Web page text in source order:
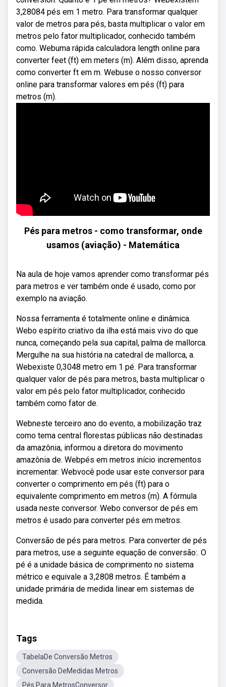
3,28084 pés em 1 metro. Para transformar qualquer
valor de metros para pés, basta multiplicar o valor em
metros pelo fator multiplicador, conhecido também
como. Webuma rápida calculadora length online para
converter feet (ft) em meters (m). Além disso, aprenda
como converter ft em m. Webuse o nosso conversor
online para transformar valores em pés (ft) para
metros (m).
Pés para metros - como transformar, onde
usamos (aviação) - Matemática
Na aula de hoje vamos aprender como transformar pés
para metros e ver também onde é usado, como por
exemplo na aviação.
Nossa ferramenta é totalmente online e dinâmica.
Webo espírito criativo da ilha está mais vivo do que
nunca, começando pela sua capital, palma de mallorca.
Mergulhe na sua história na catedral de mallorca, a.
Webexiste 0,3048 metro em 1 pé. Para transformar
qualquer valor de pés para metros, basta multiplicar o
valor em pés pelo fator multiplicador, conhecido
também como fator de.
Webneste terceiro ano do evento, a mobilização traz
como tema central florestas públicas não destinadas
da amazônia, informou a diretora do movimento
amazônia de. Webpés em metros início incrementos
incrementar: Webvocê pode usar este conversor para
converter o comprimento em pés (ft) para o
equivalente comprimento em metros (m). A fórmula
usada neste conversor. Webo conversor de pés em
metros é usado para converter pés em metros.
Conversão de pés para metros. Para converter de pés
para metros, use a seguinte equação de conversão:. O
pé é a unidade básica de comprimento no sistema
métrico e equivale a 3,2808 metros. É também a
unidade primária de medida linear em sistemas de
medida.
Tags
TabelaDe Conversão Metros
Conversão DeMedidas Metros
Pés Para MetrosConversor